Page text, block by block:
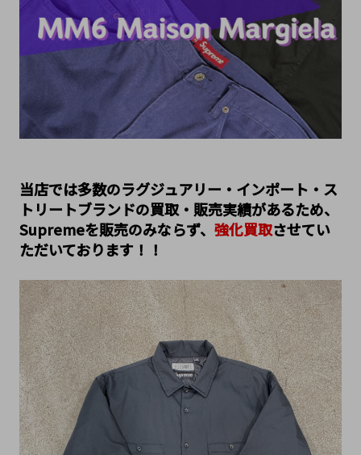
当店では多数のラグジュアリー・インポート・ス
トリートブランドの買取・販売実績があるため、
Supremeを販売のみならず、 強化買取させてい
ただいております！！